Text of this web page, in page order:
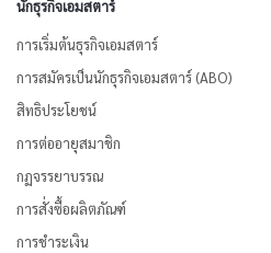
นักธุรกิจเอมสตาร์
การเริ่มต้นธุรกิจเอมสตาร์
การสมัครเป็นนักธุรกิจเอมสตาร์ (ABO)
สิทธิประโยชน์
การต่ออายุสมาชิก
กฏจรรยาบรรณ
การสั่งซื้อผลิตภัณฑ์
การชำระเงิน